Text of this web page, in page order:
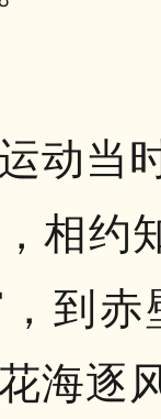
动当
相约
到
海逐